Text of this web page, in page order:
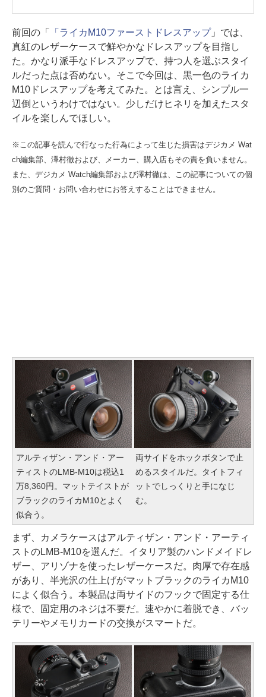
前回の「 「ライカM10ファーストドレスアップ」では、
真紅のレザーケースで鮮やかなドレスアップを目指し
た。かなり派手なドレスアップで、持つ人を選ぶスタイ
ルだった点は否めない。そこで今回は、黒一色のライカ
M10ドレスアップを考えてみた。とは言え、シンプル一
辺倒というわけではない。少しだけヒネリを加えたスタ
イルを楽しんでほしい。
※この記事を読んで行なった行為によって生じた損害はデジカメ Wat
ch編集部、澤村徹および、メーカー、購入店もその責を負いません。
また、デジカメ Watch編集部および澤村徹は、この記事についての個
別のご質問・お問い合わせにお答えすることはできません。
アルティザン・アンド・アー
ティストのLMB-M10は税込1
万8,360円。マットテイストが
ブラックのライカM10とよく
似合う。
両サイドをホックボタンで止
めるスタイルだ。タイトフィ
ットでしっくりと手になじ
む。
まず、カメラケースはアルティザン・アンド・アーティ
ストのLMB-M10を選んだ。イタリア製のハンドメイドレ
ザー、アリゾナを使ったレザーケースだ。肉厚で存在感
があり、半光沢の仕上げがマットブラックのライカM10
によく似合う。本製品は両サイドのフックで固定する仕
様で、固定用のネジは不要だ。速やかに着脱でき、バッ
テリーやメモリカードの交換がスマートだ。